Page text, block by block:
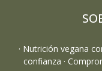
· Nutrición vegana
confianza ·